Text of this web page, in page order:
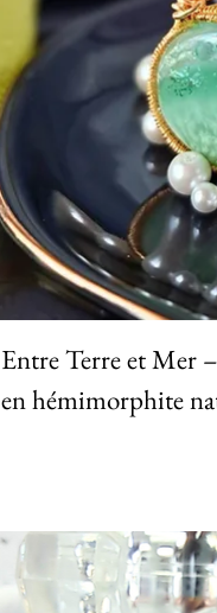
Entre Terre et Mer
en hémimorphite